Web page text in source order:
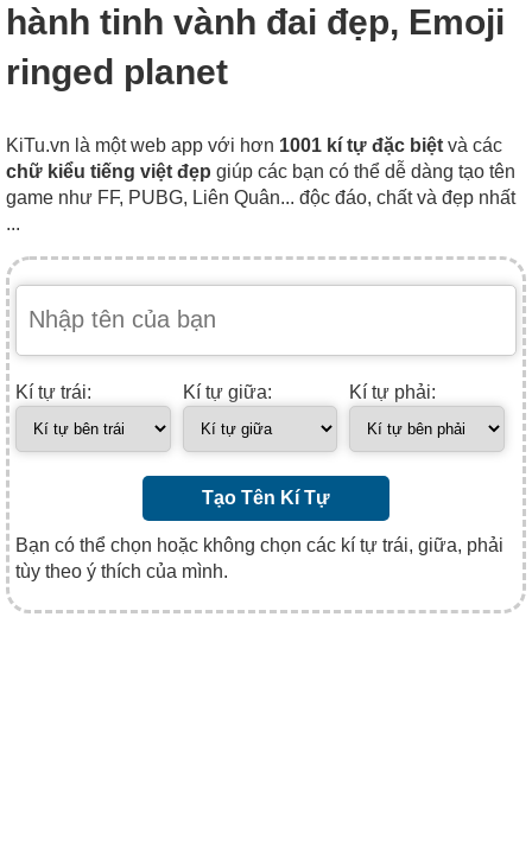
hành tinh vành đai đẹp, Emoji
ringed planet
KiTu.vn là một web app với hơn 1001 kí tự đặc biệt và các
chữ kiểu tiếng việt đẹp giúp các bạn có thể dễ dàng tạo tên
game như FF, PUBG, Liên Quân... độc đáo, chất và đẹp nhất
...
Kí tự trái: Kí tự giữa: Kí tự phải:
Tạo Tên Kí Tự
Bạn có thể chọn hoặc không chọn các kí tự trái, giữa, phải
tùy theo ý thích của mình.